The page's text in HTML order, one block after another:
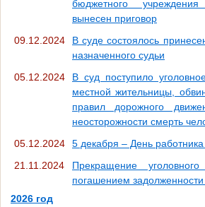
бюджетного учреждения
вынесен приговор
09.12.2024
В суде состоялось
назначенного судьи
05.12.2024
В суд поступило
местной жительницы,
правил дорожного
неосторожности смерть
05.12.2024
5 декабря – День работника
21.11.2024
Прекращение
погашением
2026 год